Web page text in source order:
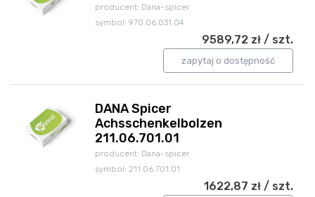
producent: Dana-spicer
symbol: 970.06.031.04
9589,72 zł / szt.
zapytaj o dostępność
DANA Spicer
Achsschenkelbolzen
211.06.701.01
producent: Dana-spicer
symbol: 211.06.701.01
1622,87 zł / szt.